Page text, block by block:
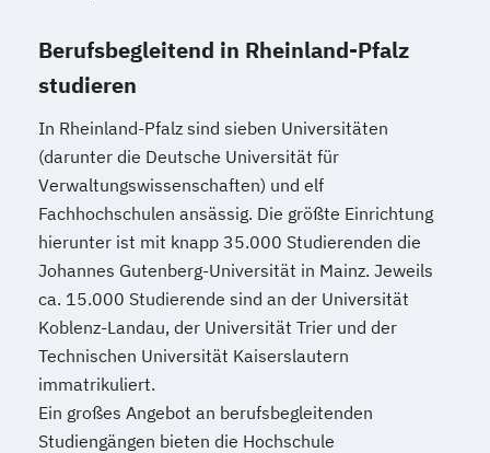
Wirtschaftspsychologie (DE/EN)
Berufsbegleitend in Rheinland-Pfalz
studieren
In Rheinland-Pfalz sind sieben Universitäten
(darunter die Deutsche Universität für
Verwaltungswissenschaften) und elf
Fachhochschulen ansässig. Die größte Einrichtung
hierunter ist mit knapp 35.000 Studierenden die
Johannes Gutenberg-Universität in Mainz. Jeweils
ca. 15.000 Studierende sind an der Universität
Koblenz-Landau, der Universität Trier und der
Technischen Universität Kaiserslautern
immatrikuliert.
Ein großes Angebot an berufsbegleitenden
Studiengängen bieten die Hochschule